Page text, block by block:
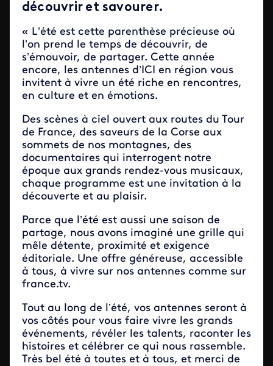
découvrir et savourer.
« L’été est cette parenthèse précieuse où
l’on prend le temps de découvrir, de
s’émouvoir, de partager. Cette année
encore, les antennes d’ICI en région vous
invitent à vivre un été riche en rencontres,
en culture et en émotions.
Des scènes à ciel ouvert aux routes du Tour
de France, des saveurs de la Corse aux
sommets de nos montagnes, des
documentaires qui interrogent notre
époque aux grands rendez-vous musicaux,
chaque programme est une invitation à la
découverte et au plaisir.
Parce que l’été est aussi une saison de
partage, nous avons imaginé une grille qui
mêle détente, proximité et exigence
éditoriale. Une offre généreuse, accessible
à tous, à vivre sur nos antennes comme sur
france.tv.
Tout au long de l’été, vos antennes seront à
vos côtés pour vous faire vivre les grands
événements, révéler les talents, raconter les
histoires et célébrer ce qui nous rassemble.
Très bel été à toutes et à tous, et merci de